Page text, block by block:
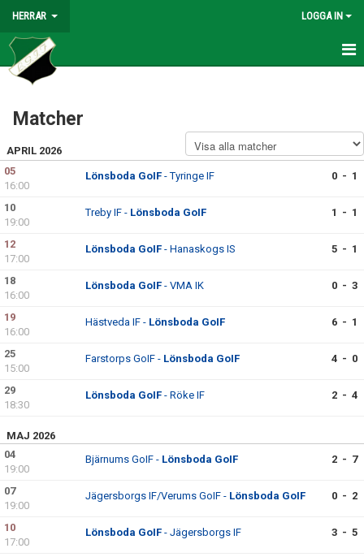
HERRAR LOGGA IN
HEM
NYHETER
KALENDER
BILDGALLERI
DOKUMENT
TRUPPEN
SPELARE IN/UT 2026
SERIETABELL DIV. 6 NORRA SKÅNE
SKYTTELIGA
MATCHER
HITTA HIT
KONTAKT
Matcher
APRIL 2026
05
16:00
Lönsboda GoIF - Tyringe IF 0 - 1
10
19:00
Treby IF - Lönsboda GoIF 1 - 1
12
17:00
Lönsboda GoIF - Hanaskogs IS 5 - 1
18
16:00
Lönsboda GoIF - VMA IK 0 - 3
19
16:00
Hästveda IF - Lönsboda GoIF 6 - 1
25
15:00
Farstorps GoIF - Lönsboda GoIF 4 - 0
29
18:30
Lönsboda GoIF - Röke IF 2 - 4
MAJ 2026
04
19:00
Bjärnums GoIF - Lönsboda GoIF 2 - 7
07
19:00
Jägersborgs IF/Verums GoIF - Lönsboda GoIF 0 - 2
10
17:00
Lönsboda GoIF - Jägersborgs IF 3 - 5